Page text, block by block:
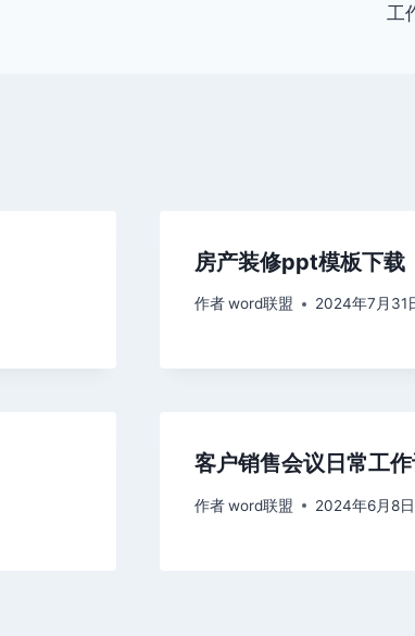
工
房产装修ppt模板下载
作者 word联盟 2024年7月31
客户销售会议日常工
作者 word联盟 2024年6月8日